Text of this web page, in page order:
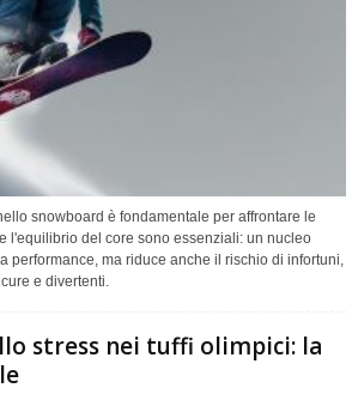
snowboard è fondamentale per affrontare le
l'equilibrio del core sono essenziali: un nucleo
performance, ma riduce anche il rischio di infortuni,
e divertenti.
stress nei tuffi olimpici: la